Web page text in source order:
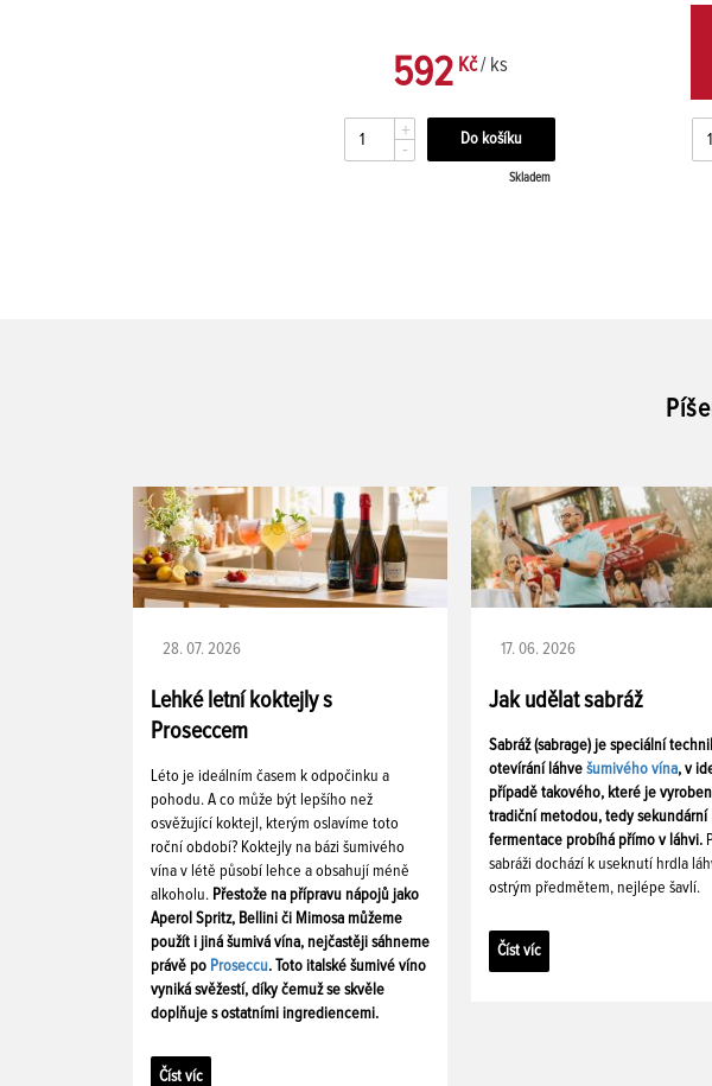
592Kč/ ks
+
-
Skladem
28. 07. 2026
Lehké letní koktejly s
Proseccem
Léto je ideálním časem k odpočinku a
pohodu. A co může být lepšího než
osvěžující koktejl, kterým oslavíme toto
roční období? Koktejly na bázi šumivého
vína v létě působí lehce a obsahují méně
alkoholu. Přestože na přípravu nápojů jako
Aperol Spritz, Bellini či Mimosa můžeme
použít i jiná šumivá vína, nejčastěji sáhneme
právě po Proseccu. Toto italské šumivé víno
vyniká svěžestí, díky čemuž se skvěle
doplňuje s ostatními ingrediencemi.
Číst víc
17. 06. 2026
Jak udělat sabráž
Sabráž (sabrage) je speciální
otevírání láhve šumivého vína, v
případě takového, které je
tradiční metodou, tedy sekundární
fermentace probíhá přímo v láhvi.
sabráži dochází k useknutí hrdla
ostrým předmětem, nejlépe šavlí.
Číst víc